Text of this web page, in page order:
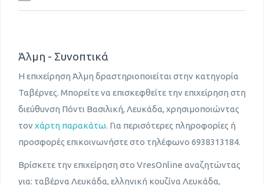
Άλμη - Συνοπτικά
Η επιχείρηση Άλμη δραστηριοποιείται στην κατηγορία
Ταβέρνες. Μπορείτε να επισκεφθείτε την επιχείρηση στη
διεύθυνση Πόντι Βασιλική, Λευκάδα, χρησιμοποιώντας
τον χάρτη παρακάτω. Για περισότερες πληροφορίες ή
προσφορές επικοινωνήστε στο τηλέφωνο 6938313184.
Βρίσκετε την επιχείρηση στο VresOnline αναζητώντας
για: ταβέρνα Λευκάδα, ελληνική κουζίνα Λευκάδα,